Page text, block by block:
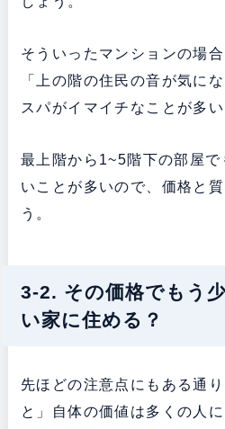
そういったマンションの場
「上の階の住民の音が気に
スパがイマイチなことが多い
最上階から1~5階下の部屋
いことが多いので、価格と
う。
3-2. その価格でもう
い家に住める？
先ほどの注意点にもある通
と」自体の価値は多くの人